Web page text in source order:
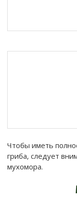
Чтобы иметь
гриба, следует
мухомора.